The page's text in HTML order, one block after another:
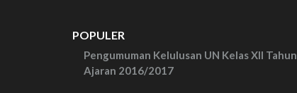
POPULER
Pengumuman Kelulusan UN Kelas XII Tahun
Ajaran 2016/2017